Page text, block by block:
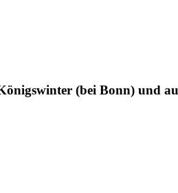
(bei Bonn) und